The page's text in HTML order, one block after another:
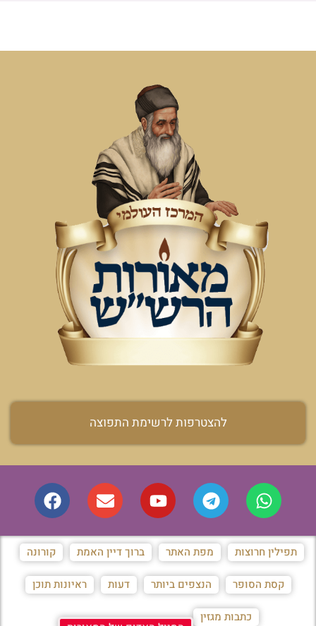
להצטרפות לרשימת התפוצה
תפילין חרוצות מפת האתר ברוך דיין האמת קורונה
קסת הסופר הנצפים ביותר דעות ראיונות תוכן
כתבות מגזין